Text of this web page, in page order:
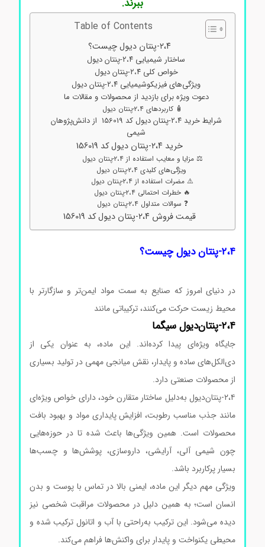
ببرند.
Table of Contents
ساختار شیمیایی ۲،۴-پنتان دیول
خواص کلی ۲،۴-پنتان دیول
ویژگی‌های فیزیکوشیمیایی ۲،۴-پنتان دیول
دعوت ویژه برای بازدید از محصولات و مقالات ما
🧴 کاربردهای ۲،۴-پنتان دیول
شرایط خرید ۲،۴-پنتان دیول کد 156019 از دانش‌پژوهان
شیمی
خرید ۲،۴-پنتان دیول کد 156019
⚖️ مزایا و معایب استفاده از ۲،۴-پنتان دیول
ویژگی‌های کلیدی ۲،۴-پنتان دیول
⚠️ مضرات استفاده از ۲،۴-پنتان دیول
🔥 خطرات احتمالی ۲،۴-پنتان دیول
❓ سوالات متداول ۲،۴-پنتان دیول
قیمت فروش ۲،۴-پنتان دیول کد 156019
۲،۴-پنتان دیول چیست؟
در دنیای امروز که صنایع به سمت مواد ایمن‌تر و سازگارتر با
محیط زیست حرکت می‌کنند، ترکیباتی مانند
۲،۴-پنتان‌دیول سیگما
جایگاه ویژه‌ای پیدا کرده‌اند. این ماده، به عنوان یکی از
دی‌الکل‌های ساده و پایدار، نقش میانجی مهمی در تولید بسیاری
از محصولات صنعتی دارد.
۲،۴-پنتان‌دیول به‌دلیل ساختار متقارن خود، دارای خواص ویژه‌ای
مانند جذب مناسب رطوبت، افزایش پایداری مواد و بهبود بافت
محصولات است. همین ویژگی‌ها باعث شده تا در حوزه‌هایی
چون شیمی آلی، آرایشی، داروسازی، پوشش‌ها و چسب‌ها
بسیار پرکاربرد باشد.
ویژگی مهم دیگر این ماده، ایمنی بالا در تماس با پوست و بدن
انسان است؛ به همین دلیل در محصولات مراقبت شخصی نیز
دیده می‌شود. این ترکیب به‌راحتی با آب و اتانول ترکیب شده و
محیطی یکنواخت و پایدار برای واکنش‌ها فراهم می‌کند.